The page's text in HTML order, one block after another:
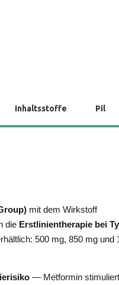
mit dem Wirkstoff
die Erstlinientherapie bei
500 mg, 850 mg und
— Metformin
Inhaltsstoffe Pil